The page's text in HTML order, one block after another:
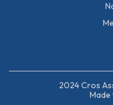
2024 Cros
Made